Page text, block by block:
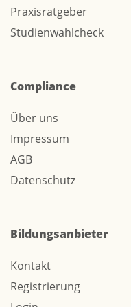
Praxisratgeber
Studienwahlcheck
Compliance
Über uns
Impressum
AGB
Datenschutz
Bildungsanbieter
Kontakt
Registrierung